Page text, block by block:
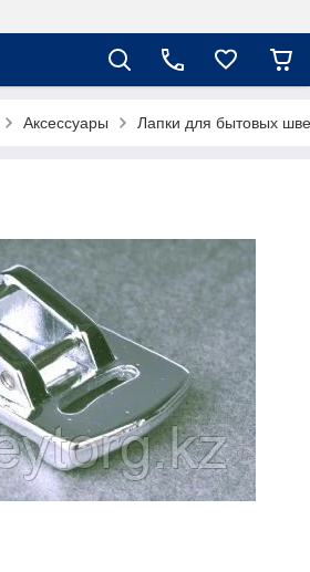
Аксессуары Лапки для бытовых